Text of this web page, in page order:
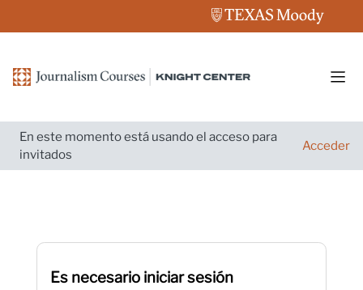
En este momento está usando el acceso para
invitados
Acceder
Es necesario iniciar sesión